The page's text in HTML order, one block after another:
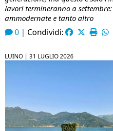
lavori termineranno a
ammodernate e tanto altro
0 | Condividi:
LUINO | 31 LUGLIO 2026